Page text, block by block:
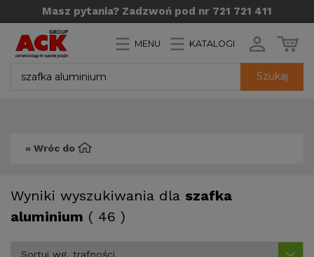
Masz pytania? Zadzwoń pod nr 721 721 411
Szukaj
MENU KATALOGI
« Wróc do
Wyniki wyszukiwania dla szafka
aluminium ( 46 )